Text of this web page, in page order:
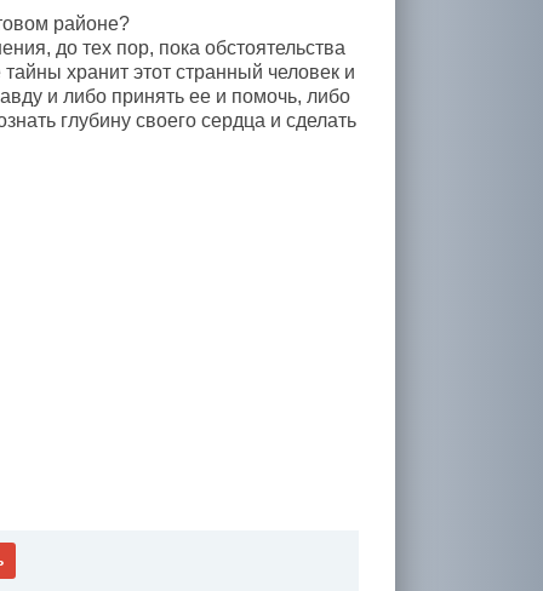
районе?
до тех пор, пока обстоятельства
хранит этот странный человек и
и либо принять ее и помочь, либо
глубину своего сердца и сделать